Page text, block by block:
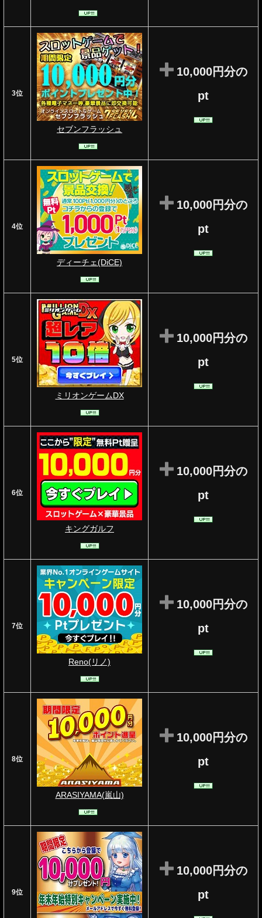
3位
セブンフラッシュ
10,000円分の
pt
4位
ディーチェ(DiCE)
10,000円分の
pt
5位
ミリオンゲームDX
10,000円分の
pt
6位
キングガルフ
10,000円分の
pt
7位
Reno(リノ)
10,000円分の
pt
8位
ARASIYAMA(嵐山)
10,000円分の
pt
9位
10,000円分の
pt